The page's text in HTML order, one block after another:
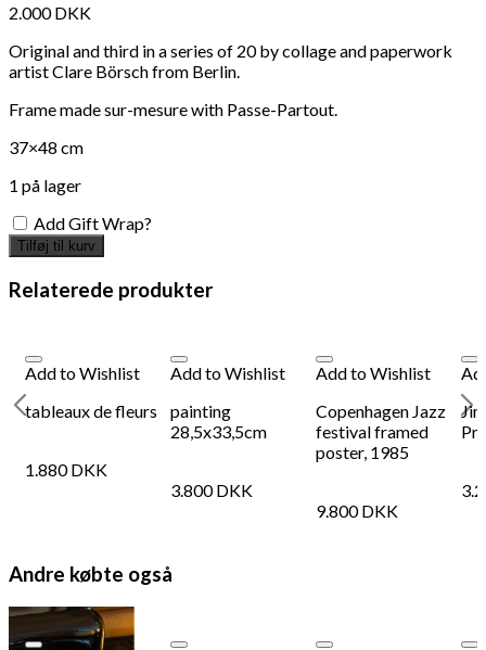
2.000DKK
Original and third in a series of 20 by collage and paperwork
artist Clare Börsch from Berlin.
Frame made sur-mesure with Passe-Partout.
37×48 cm
1 på lager
Add Gift Wrap?
Tilføj til kurv
Relaterede produkter
Add to Wishlist
tableaux de fleurs
1.880DKK
Add to Wishlist
painting
28,5x33,5cm
3.800DKK
Add to Wishlist
Copenhagen Jazz
festival framed
poster, 1985
9.800DKK
Andre købte også